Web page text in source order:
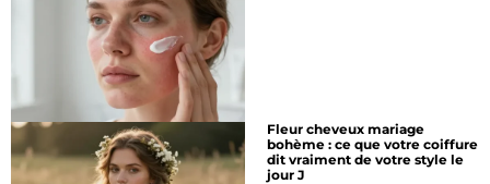
Fleur cheveux mariage
bohème : ce que votre coiffure
dit vraiment de votre style le
jour J